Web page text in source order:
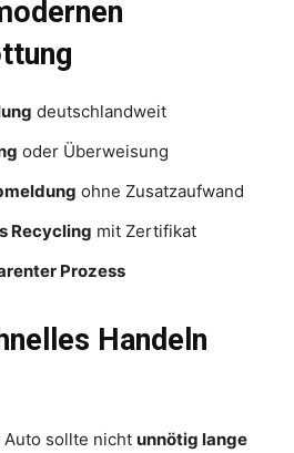
deutschlandweit
oder Überweisung
ohne Zusatzaufwand
Recycling mit Zertifikat
Prozess
Handeln
Auto sollte nicht unnötig lange